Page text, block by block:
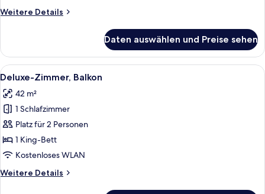
Weitere Details
Weitere
Doppelzimmer,
Balkon
Daten auswählen und Preise sehen
Alle
Fotos
für
Deluxe-
Zimmer,
Balkon
anzeigen
Ein modernes Hotelzimmer mit
6
Deluxe-Zimmer, Balkon
42 m²
1 Schlafzimmer
Platz für 2 Personen
1 King-Bett
Kostenloses WLAN
Weitere Details
Weitere